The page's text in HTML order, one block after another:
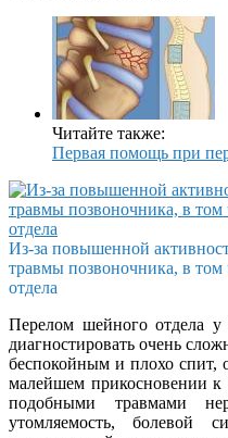
Читайте также:
Первая помощь при
Из-за повышенной
травмы позвоночника, в
отдела
Перелом шейного отдела у
диагностировать очень
беспокойным и плохо спит,
малейшем прикосновении к
подобными травмами
утомляемость, болевой